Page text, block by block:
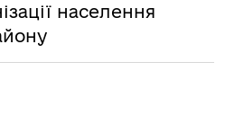
населення